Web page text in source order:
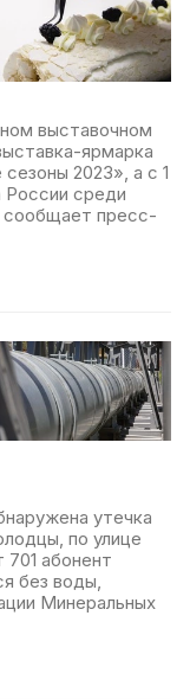
выставочном
ярмарка
2023», а с 1
России среди
сообщает пресс-
утечка
по улице
абонент
без воды,
Минеральных